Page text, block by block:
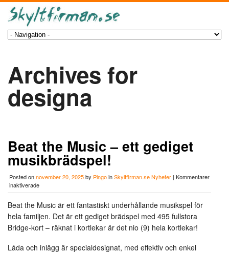
Archives for
designa
Beat the Music – ett gediget
musikbrädspel!
Posted onnovember 20, 2025by PingoinSkyltfirman.se Nyheter | Kommentarer
inaktiveradeför
the
Music
–
ett
Beat the Music är ett fantastiskt underhållande musikspel för
hela familjen. Det är ett gediget brädspel med 495 fullstora
Bridge-kort – räknat i kortlekar är det nio (9) hela kortlekar!
Låda och inlägg är specialdesignat, med effektiv och enkel